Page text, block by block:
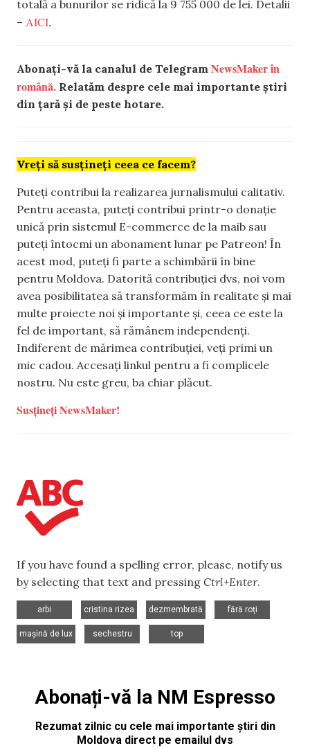
totală a bunurilor se ridică la 9 755 000 de lei. Detalii
– AICI.
Abonați-vă la canalul de Telegram NewsMaker în
română. Relatăm despre cele mai importante știri
din țară și de peste hotare.
Vreți să susțineți ceea ce facem?
Puteți contribui la realizarea jurnalismului calitativ.
Pentru aceasta, puteți contribui printr-o donație
unică prin sistemul E-commerce de la maib sau
puteți întocmi un abonament lunar pe Patreon! În
acest mod, puteți fi parte a schimbării în bine
pentru Moldova. Datorită contribuției dvs, noi vom
avea posibilitatea să transformăm în realitate și mai
multe proiecte noi și importante și, ceea ce este la
fel de important, să rămânem independenți.
Indiferent de mărimea contribuției, veți primi un
mic cadou. Accesați linkul pentru a fi complicele
nostru. Nu este greu, ba chiar plăcut.
Susțineți NewsMaker!
If you have found a spelling error, please, notify us
by selecting that text and pressing Ctrl+Enter.
arbi
cristina rizea
dezmembrată
fără roți
mașină de lux
sechestru
top
Abonați-vă la NM Espresso
Rezumat zilnic cu cele mai importante știri din
Moldova direct pe emailul dvs